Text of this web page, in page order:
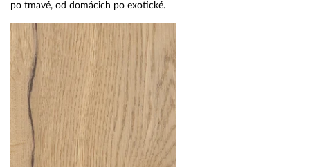
po tmavé, od domácich po exotické.